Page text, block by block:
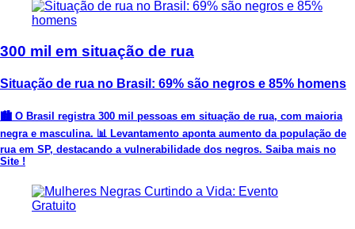
300 mil em situação de rua
Situação de rua no Brasil: 69% são negros e 85% homens
🏙️ O Brasil registra 300 mil pessoas em situação de rua, com maioria
negra e masculina. 📊 Levantamento aponta aumento da população de
rua em SP, destacando a vulnerabilidade dos negros. Saiba mais no
Site !